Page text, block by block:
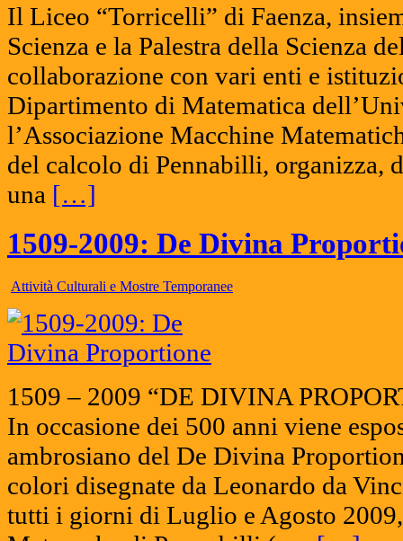
Il Liceo “Torricelli” di Faenza,
Scienza e la Palestra della Scienza
collaborazione con vari enti e
Dipartimento di Matematica
l’Associazione Macchine
del calcolo di Pennabilli, organizza,
una […]
1509-2009: De Divina
Attività Culturali e Mostre Temporanee
1509 – 2009 “DE DIVINA
In occasione dei 500 anni viene
ambrosiano del De Divina
colori disegnate da Leonardo da
tutti i giorni di Luglio e Agosto